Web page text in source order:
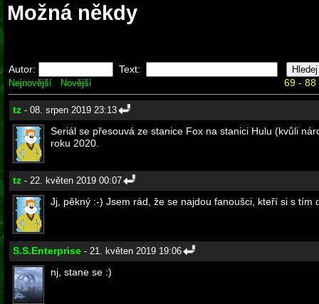
Možná někdy
Autor: Text:
Nejnovější Novější 69 - 88
tz - 08. srpen 2019 23:13
Seriál se přesouvá ze stanice Fox na stanici Hulu (kvůli
roku 2020.
tz - 22. květen 2019 00:07
Jj, pěkný :-) Jsem rád, že se najdou fanoušci, kteří si s tím
S.S.Enterprise - 21. květen 2019 19:06
nj, stane se :)